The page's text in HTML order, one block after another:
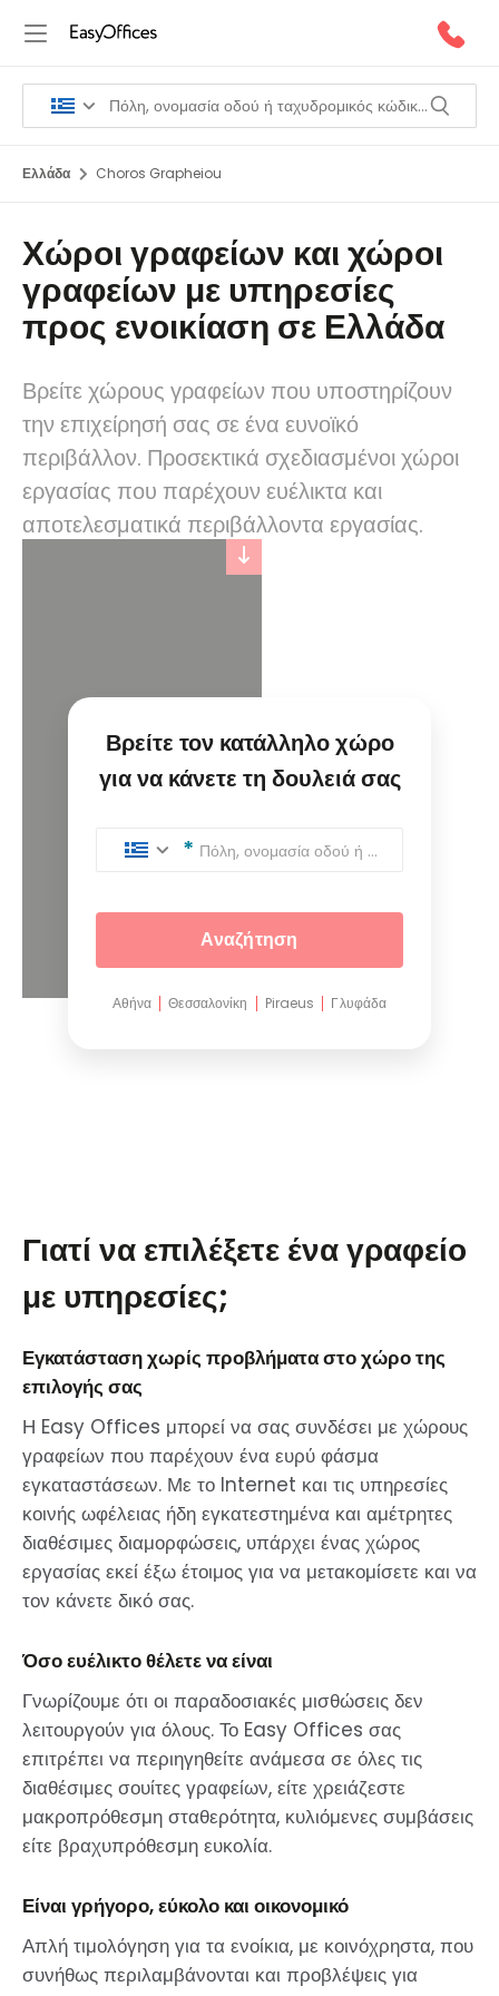
Ελλάδα Choros Grapheiou
Χώροι γραφείων και χώροι
γραφείων με υπηρεσίες
προς ενοικίαση σε Ελλάδα
Βρείτε χώρους γραφείων που υποστηρίζουν
την επιχείρησή σας σε ένα ευνοϊκό
περιβάλλον. Προσεκτικά σχεδιασμένοι χώροι
εργασίας που παρέχουν ευέλικτα και
αποτελεσματικά περιβάλλοντα εργασίας.
Βρείτε τον κατάλληλο χώρο
για να κάνετε τη δουλειά σας
Πόλη, ονομασία οδού ή ταχυδρομικός κώδικας
Αναζήτηση
Αθήνα Θεσσαλονίκη Piraeus Γλυφάδα
Γιατί να επιλέξετε ένα γραφείο
με υπηρεσίες;
Εγκατάσταση χωρίς προβλήματα στο χώρο της
επιλογής σας
Η Easy Offices μπορεί να σας συνδέσει με χώρους
γραφείων που παρέχουν ένα ευρύ φάσμα
εγκαταστάσεων. Με το Internet και τις υπηρεσίες
κοινής ωφέλειας ήδη εγκατεστημένα και αμέτρητες
διαθέσιμες διαμορφώσεις, υπάρχει ένας χώρος
εργασίας εκεί έξω έτοιμος για να μετακομίσετε και να
τον κάνετε δικό σας.
Όσο ευέλικτο θέλετε να είναι
Γνωρίζουμε ότι οι παραδοσιακές μισθώσεις δεν
λειτουργούν για όλους. Το Easy Offices σας
επιτρέπει να περιηγηθείτε ανάμεσα σε όλες τις
διαθέσιμες σουίτες γραφείων, είτε χρειάζεστε
μακροπρόθεσμη σταθερότητα, κυλιόμενες συμβάσεις
είτε βραχυπρόθεσμη ευκολία.
Είναι γρήγορο, εύκολο και οικονομικό
Απλή τιμολόγηση για τα ενοίκια, με κοινόχρηστα, που
συνήθως περιλαμβάνονται και προβλέψεις για